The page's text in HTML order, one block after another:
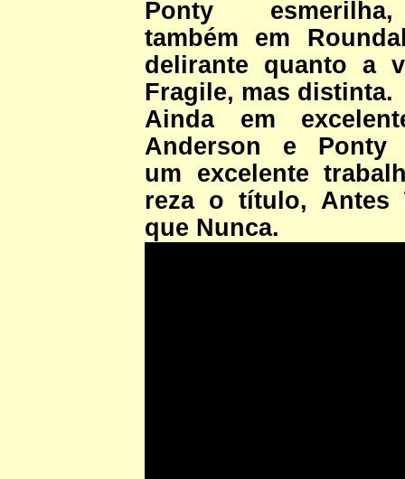
Ponty
também em
delirante quanto a
Fragile, mas distinta.
Ainda em
Anderson e Ponty
um excelente
reza o título, Antes
que Nunca.